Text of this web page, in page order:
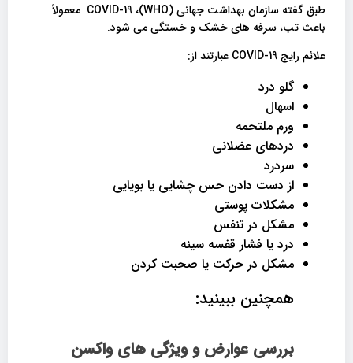
طبق گفته سازمان بهداشت جهانی (WHO)، COVID-19 معمولاً
باعث تب، سرفه های خشک و خستگی می شود.
علائم رایج COVID-19 عبارتند از:
گلو درد
اسهال
ورم ملتحمه
دردهای عضلانی
سردرد
از دست دادن حس چشایی یا بویایی
مشکلات پوستی
مشکل در تنفس
درد یا فشار قفسه سینه
مشکل در حرکت یا صحبت کردن
همچنین ببینید:
بررسی عوارض و ویژگی های واکسن